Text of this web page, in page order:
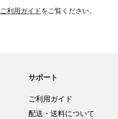
ご利用ガイドをご覧ください。
サポート
ご利用ガイド
配送・送料について